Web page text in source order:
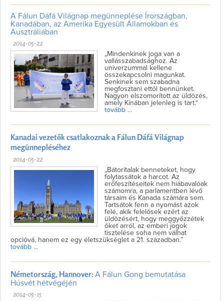
A Fálun Dáfá Világnap megünneplése Írországban,
Kanadában, az Amerika Egyesült Államokban és
Ausztráliában
2014-05-22
„Mindenkinek joga van a
vallásszabadsághoz. Az
univerzummal kellene
összekapcsolni magunkat.
Senkinek sem szabadna
megfosztani ettől bennünket.
Nagyon elszomorított az üldözés,
amely Kínában jelenleg is tart.“
tovább ...
Kanadai vezetők csatlakoznak a Fálun Dáfá Világnap
megünnepléséhez
2014-05-22
„Bátorítalak benneteket, hogy
folytassátok a harcot. Az
erőfeszítéseitek nem hiábavalóak
számomra, a parlamentben lévő
társaim és Kanada számára sem.
Tartsátok fenn a nyomást azok
felé, akik felelősek ezért az
üldözésért, hogy meggyőzzétek
őket arról, az emberi jogok
tisztelése soha nem válhat
opcióvá, hanem ez egy életszükséglet a 21. században.”
tovább ...
Németország, Hannover:A Fálun Gong bemutatása
Húsvét hétvégéjén
2014-05-15